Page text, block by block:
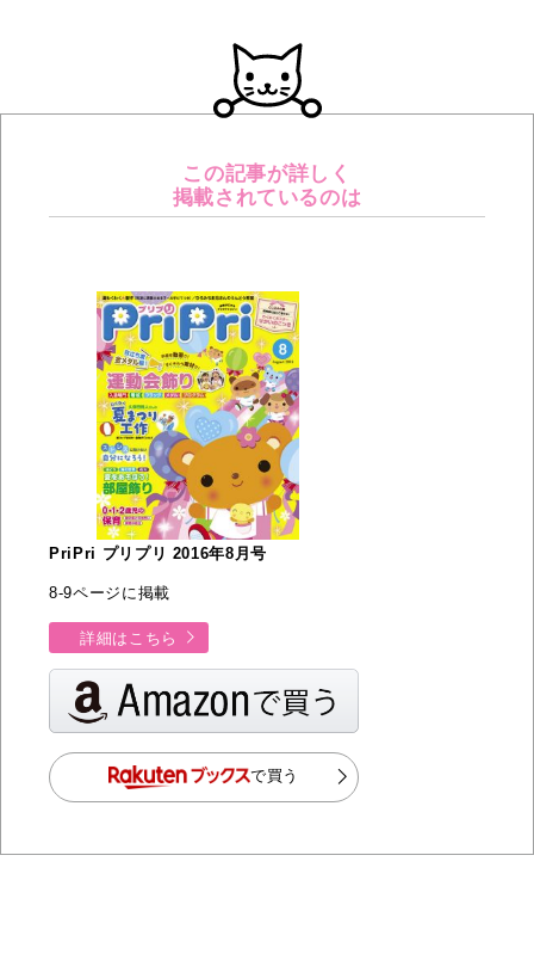
この記事が詳しく
掲載されているのは
PriPri プリプリ 2016年8月号
8-9ページに掲載
詳細はこちら
で買う